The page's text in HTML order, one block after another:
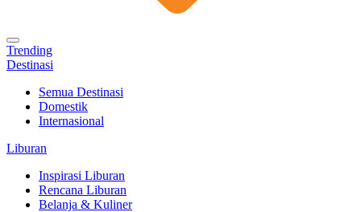
Trending
Destinasi
Semua Destinasi
Domestik
Internasional
Liburan
Inspirasi Liburan
Rencana Liburan
Belanja & Kuliner